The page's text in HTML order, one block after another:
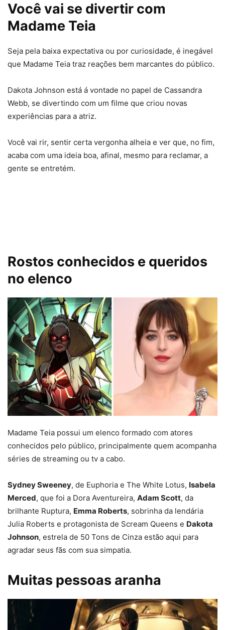
Você vai se divertir com
Madame Teia
Seja pela baixa expectativa ou por curiosidade, é inegável
que Madame Teia traz reações bem marcantes do público.
Dakota Johnson está á vontade no papel de Cassandra
Webb, se divertindo com um filme que criou novas
experiências para a atriz.
Você vai rir, sentir certa vergonha alheia e ver que, no fim,
acaba com uma ideia boa, afinal, mesmo para reclamar, a
gente se entretém.
Rostos conhecidos e queridos
no elenco
Madame Teia possui um elenco formado com atores
conhecidos pelo público, principalmente quem acompanha
séries de streaming ou tv a cabo.
Sydney Sweeney, de Euphoria e The White Lotus, Isabela
Merced, que foi a Dora Aventureira, Adam Scott, da
brilhante Ruptura, Emma Roberts, sobrinha da lendária
Julia Roberts e protagonista de Scream Queens e Dakota
Johnson, estrela de 50 Tons de Cinza estão aqui para
agradar seus fãs com sua simpatia.
Muitas pessoas aranha